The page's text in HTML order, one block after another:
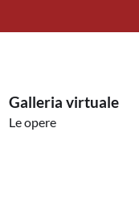
Galleria virtuale
Le opere